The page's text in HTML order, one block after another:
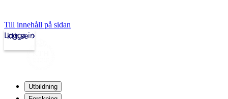
Till innehåll på sidan
kth.se
Logga in
Utbildning